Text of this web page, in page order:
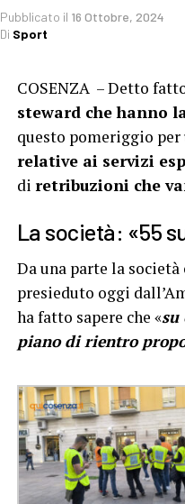
Pubblicato il 16 Ottobre, 2024
Di Sport
COSENZA – Detto
steward che hanno
questo pomeriggio per
relative ai servizi
di retribuzioni che
La società: «55
Da una parte la
presieduto oggi
ha fatto sapere che «su
piano di rientro